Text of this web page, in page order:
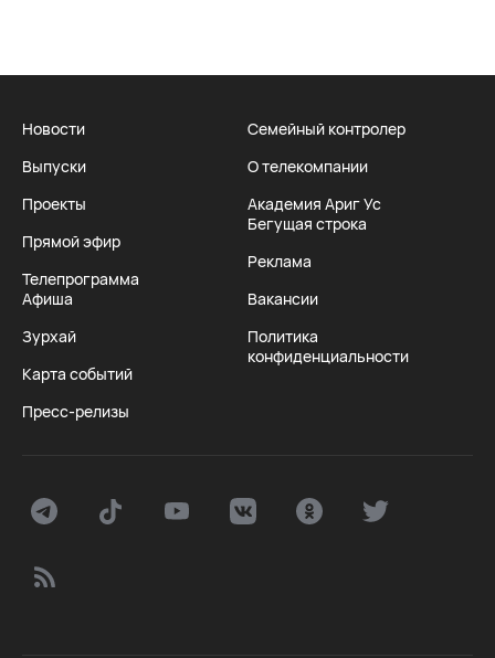
Новости
Выпуски
Проекты
Прямой эфир
Телепрограмма
Афиша
Зурхай
Карта событий
Пресс-релизы
Семейный контролер
О телекомпании
Академия Ариг Ус
Бегущая строка
Реклама
Вакансии
Политика
конфиденциальности